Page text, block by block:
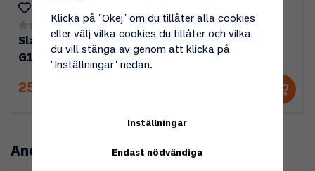
Slangsockel Stål
G1/4"V - 10 mm
25 kr
Andra köpte även
Klicka på "Okej" om du tillåter alla cookies
eller välj vilka cookies du tillåter och vilka
du vill stänga av genom att klicka på
"Inställningar" nedan.
Inställningar
Endast nödvändiga